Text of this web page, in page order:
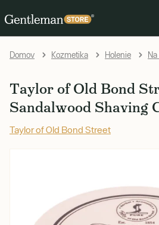
Domov Kozmetika Holenie
Taylor of Old Bond
Sandalwood Shaving
Taylor of Old Bond Street